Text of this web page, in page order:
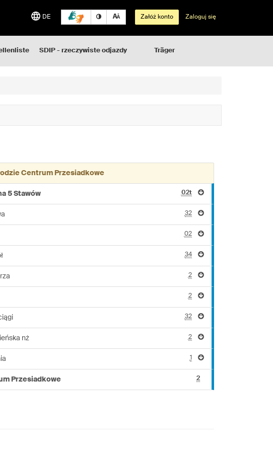
DE Załóż konto Zaloguj się
SDIP - rzeczywiste odjazdy Träger
Centrum Przesiadkowe
5 Stawów 02t
32
02
34
2
2
32
nż 2
1
Przesiadkowe 2